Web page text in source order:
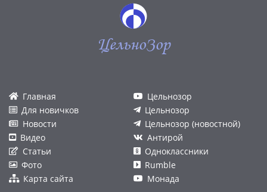
ЦельноЗор
Главная
Для новичков
Новости
Видео
Статьи
Фото
Карта сайта
Цельнозор
Цельнозор
Цельнозор (новостной)
Антирой
Одноклассники
Rumble
Монада